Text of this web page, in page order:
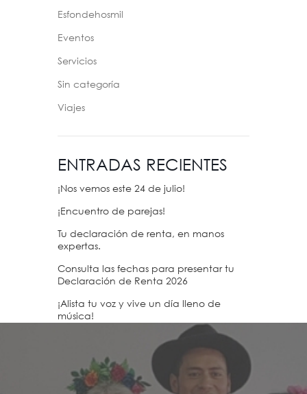
Esfondehosmil
Eventos
Servicios
Sin categoría
Viajes
ENTRADAS RECIENTES
¡Nos vemos este 24 de julio!
¡Encuentro de parejas!
Tu declaración de renta, en manos
expertas.
Consulta las fechas para presentar tu
Declaración de Renta 2026
¡Alista tu voz y vive un día lleno de
música!